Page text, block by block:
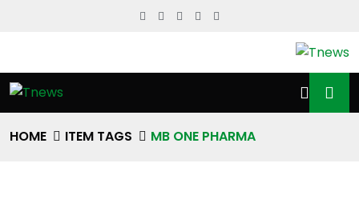
HOME ITEM TAGS MB ONE PHARMA